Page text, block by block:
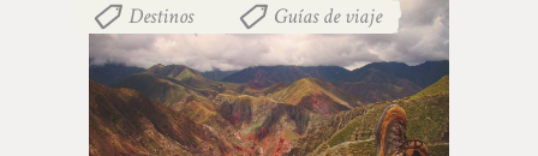
Destinos Guías de viaje